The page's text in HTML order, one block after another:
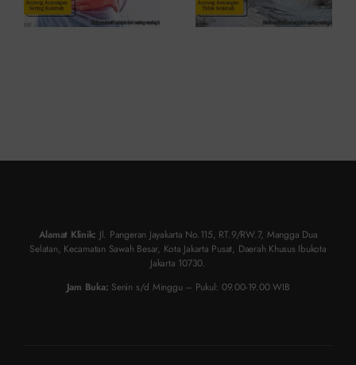
Alamat Klinik: Jl. Pangeran Jayakarta No.115, RT.9/RW.7, Mangga Dua
Selatan, Kecamatan Sawah Besar, Kota Jakarta Pusat, Daerah Khusus Ibukota
Jakarta 10730.
Jam Buka: Senin s/d Minggu – Pukul: 09.00-19.00 WIB